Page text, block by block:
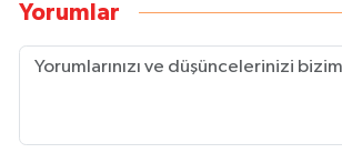
Yorumlar